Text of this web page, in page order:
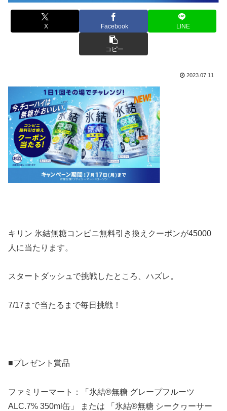
X Facebook LINE
コピー
2023.07.11
キリン 氷結無糖コンビニ無料引き換えクーポンが45000
人に当たります。
スタートダッシュで挑戦したところ、ハズレ。
7/17まで当たるまで毎日挑戦！
■プレゼント賞品
ファミリーマート：「氷結®無糖 グレープフルーツ
ALC.7% 350ml缶」 または 「氷結®無糖 シークヮーサー